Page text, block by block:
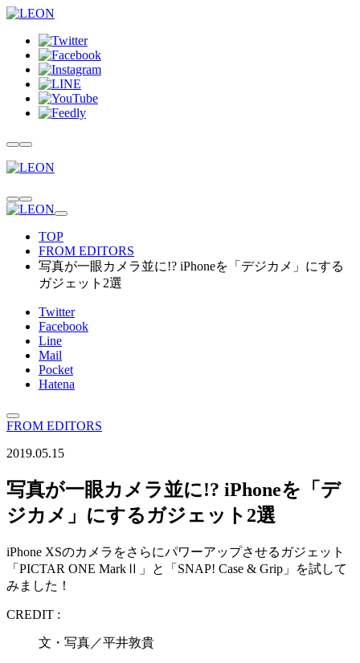
TOP
FROM EDITORS
写真が一眼カメラ並に!? iPhoneを「デジカメ」にする
ガジェット2選
Twitter
Facebook
Line
Mail
Pocket
Hatena
FROM EDITORS
2019.05.15
写真が一眼カメラ並に!? iPhoneを「デ
ジカメ」にするガジェット2選
iPhone XSのカメラをさらにパワーアップさせるガジェット
「PICTAR ONE MarkⅡ」と「SNAP! Case & Grip」を試して
みました！
CREDIT :
文・写真／平井敦貴